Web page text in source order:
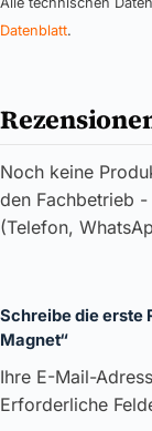
Datenblatt.
Noch keine
den Fachbetrieb
(Telefon,
Schreibe die erste
Magnet“
Ihre E-Mail-
Erforderliche